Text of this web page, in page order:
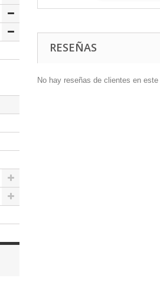
RESEÑAS
No hay reseñas de clientes en